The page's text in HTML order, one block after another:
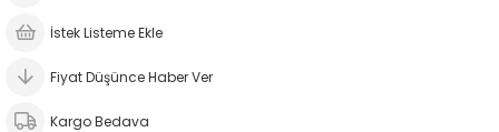
İstek Listeme Ekle
Fiyat Düşünce Haber Ver
Kargo Bedava